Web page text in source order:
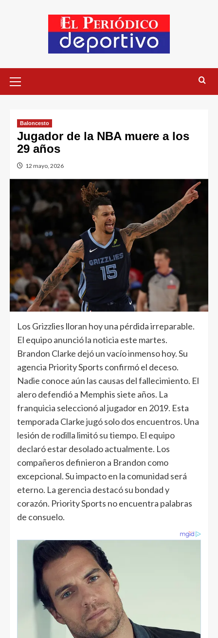
Baloncesto
Jugador de la NBA muere a los
29 años
12 mayo, 2026
Los Grizzlies lloran hoy una pérdida irreparable.
El equipo anunció la noticia este martes.
Brandon Clarke dejó un vacío inmenso hoy. Su
agencia Priority Sports confirmó el deceso.
Nadie conoce aún las causas del fallecimiento. El
alero defendió a Memphis siete años. La
franquicia seleccionó al jugador en 2019. Esta
temporada Clarke jugó solo dos encuentros. Una
lesión de rodilla limitó su tiempo. El equipo
declaró estar desolado actualmente. Los
compañeros definieron a Brandon como
excepcional. Su impacto en la comunidad será
eterno. La gerencia destacó su bondad y
corazón. Priority Sports no encuentra palabras
de consuelo.